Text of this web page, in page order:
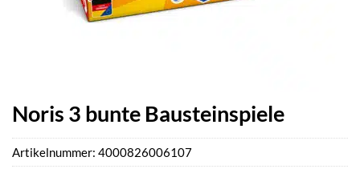
Noris 3 bunte Bausteinspiele
Artikelnummer: 4000826006107